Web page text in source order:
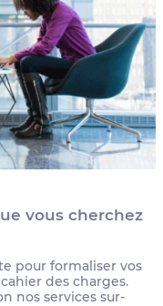
vous cherchez
pour formaliser vos
des charges.
nos services sur-